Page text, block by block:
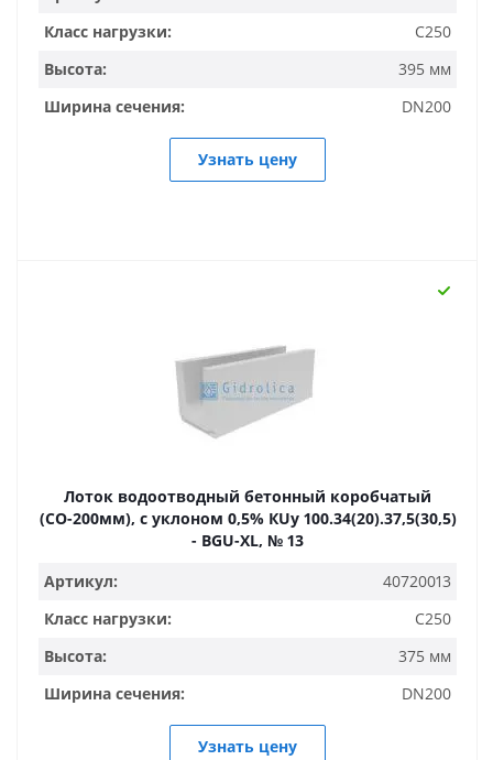
Класс нагрузки:
C250
Высота:
395 мм
Ширина сечения:
DN200
Узнать цену
Лоток водоотводный бетонный коробчатый
(СО-200мм), с уклоном 0,5% КUу 100.34(20).37,5(30,5)
- BGU-XL, № 13
Артикул:
40720013
Класс нагрузки:
C250
Высота:
375 мм
Ширина сечения:
DN200
Узнать цену